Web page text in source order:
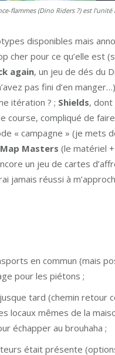
flammes (Dino Riders ?) est
disponibles mais
cher pour ce qu’elle est
again, un jeu de dés du
pas fini d’en
itération ? ; Shields, dont
course, compliqué de
« campagne » (je mets
Map Masters (le matériel
un jeu de cartes
jamais réussi à
en commun (mais
pour les piétons ;
tard (chemin retour
locaux mêmes de la
échapper au brouhaha ;
était présente